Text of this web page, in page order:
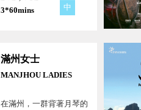
國家三座城市的歷史、文
化與風土民情。
3*60mins
中
滿州女士
MANJHOU LADIES
在滿州，一群背著月琴的